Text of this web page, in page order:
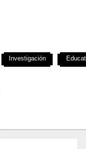
Investigación